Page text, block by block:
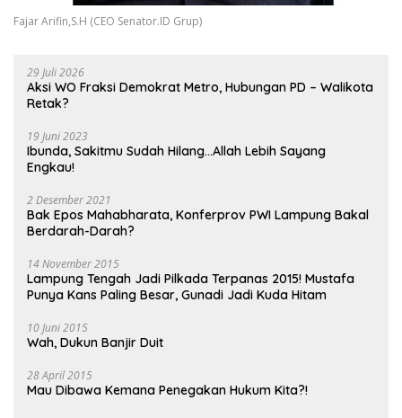
Fajar Arifin,S.H (CEO Senator.ID Grup)
29 Juli 2026
Aksi WO Fraksi Demokrat Metro, Hubungan PD – Walikota
Retak?
19 Juni 2023
Ibunda, Sakitmu Sudah Hilang…Allah Lebih Sayang
Engkau!
2 Desember 2021
Bak Epos Mahabharata, Konferprov PWI Lampung Bakal
Berdarah-Darah?
14 November 2015
Lampung Tengah Jadi Pilkada Terpanas 2015! Mustafa
Punya Kans Paling Besar, Gunadi Jadi Kuda Hitam
10 Juni 2015
Wah, Dukun Banjir Duit
28 April 2015
Mau Dibawa Kemana Penegakan Hukum Kita?!